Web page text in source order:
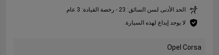
الحد الأدنى لسن السائق: 23 - رخصة القيادة: 3 عام
لا يوجد إيداع لهذه السيارة.
Opel Corsa